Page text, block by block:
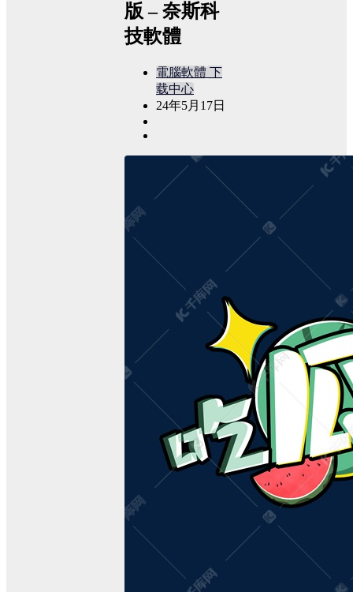
版 – 奈斯科
技軟體
電腦軟體 下
载中心
24年5月17日